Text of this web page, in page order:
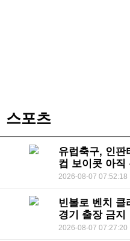
스포츠
유럽축구, 인
컵 보이콧 아직
2026-08-07 07:52:18
빈볼로 벤치 클
경기 출장 금지
2026-08-07 07:27:20